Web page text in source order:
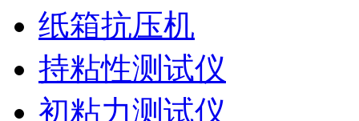
纸箱抗压机
持粘性测试仪
初粘力测试仪